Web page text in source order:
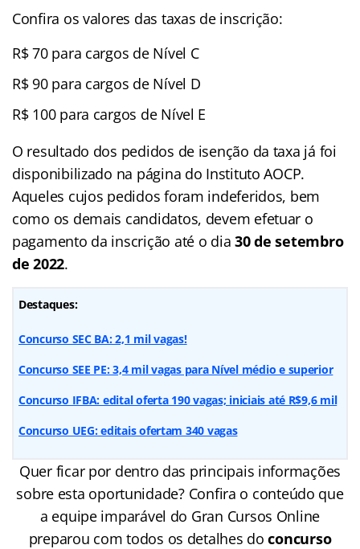
Confira os valores das taxas de inscrição:
R$ 70 para cargos de Nível C
R$ 90 para cargos de Nível D
R$ 100 para cargos de Nível E
O resultado dos pedidos de isenção da taxa já foi
disponibilizado na página do Instituto AOCP.
Aqueles cujos pedidos foram indeferidos, bem
como os demais candidatos, devem efetuar o
pagamento da inscrição até o dia30 de setembro
de 2022.
Destaques:
Concurso SEC BA: 2,1 mil vagas!
Concurso SEE PE: 3,4 mil vagas para Nível médio e superior
Concurso IFBA: edital oferta 190 vagas; iniciais até R$9,6 mil
Concurso UEG: editais ofertam 340 vagas
Quer ficar por dentro das principais informações
sobre esta oportunidade? Confira o conteúdo que
a equipe imparável do Gran Cursos Online
preparou com todos os detalhes doconcurso